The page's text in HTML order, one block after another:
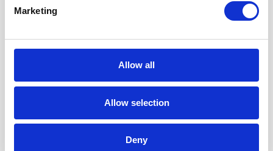
Marketing
Allow all
Allow selection
Deny
Joanna Krasińska
Specialist
+48 668 284 721